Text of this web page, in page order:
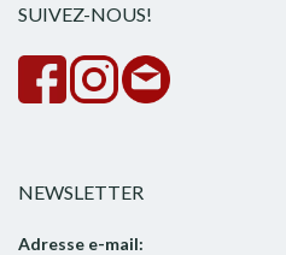
SUIVEZ-NOUS!
NEWSLETTER
Adresse e-mail: